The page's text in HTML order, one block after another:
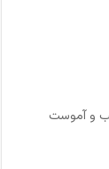
و آموست